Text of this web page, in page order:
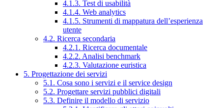
4.1.3. Test di usabilità
4.1.4. Web analytics
4.1.5. Strumenti di mappatura dell’esperienza
utente
4.2. Ricerca secondaria
4.2.1. Ricerca documentale
4.2.2. Analisi benchmark
4.2.3. Valutazione euristica
5. Progettazione dei servizi
5.1. Cosa sono i servizi e il service design
5.2. Progettare servizi pubblici digitali
5.3. Definire il modello di servizio